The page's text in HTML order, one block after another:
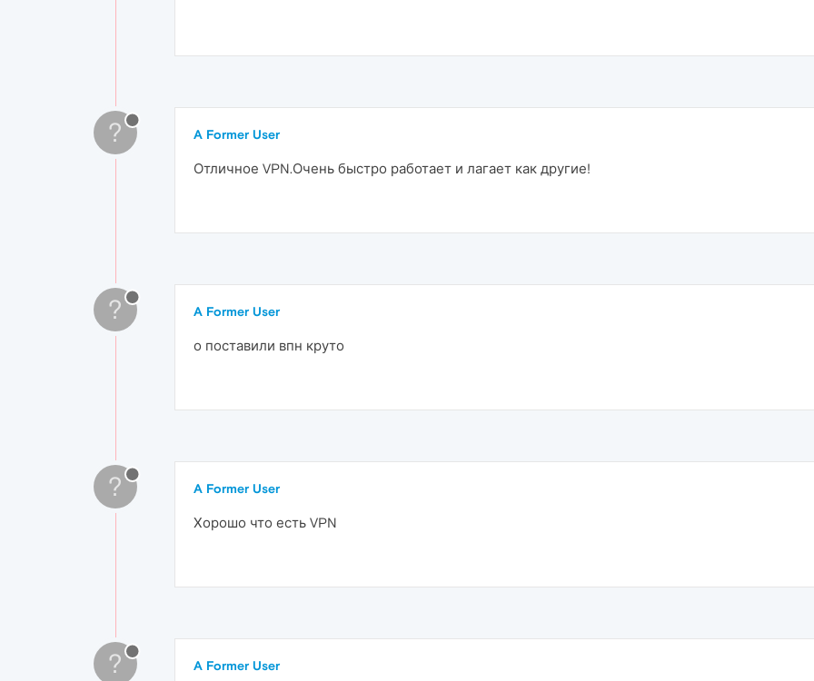
? A Former User
Отличное VPN.Очень быстро работает и лагает как другие!
? A Former User
о поставили впн круто
? A Former User
Хорошо что есть VPN
? A Former User